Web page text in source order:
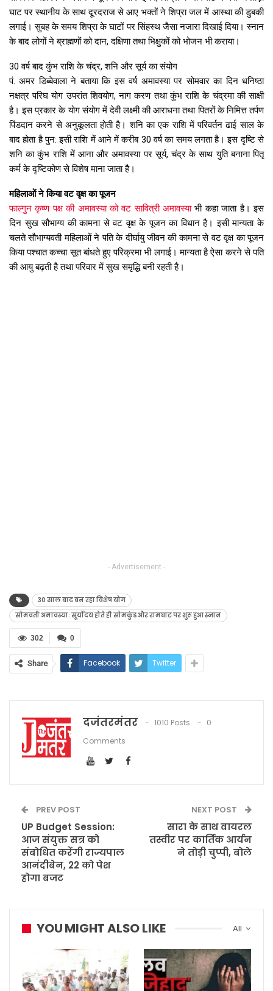
घाट पर स्थानीय के साथ दूरदराज से आए भक्तों ने शिप्रा जल में आस्था की डुबकी
लगाई। सुबह के समय शिप्रा के घाटों पर सिंहस्थ जैसा नजारा दिखाई दिया। स्नान
के बाद लोगों ने ब्राह्मणों को दान, दक्षिणा तथा भिक्षुकों को भोजन भी कराया।
30 वर्ष बाद कुंभ राशि के चंद्र, शनि और सूर्य का संयोग
पं. अमर डिब्बेवाला ने बताया कि इस वर्ष अमावस्या पर सोमवार का दिन धनिष्ठा
नक्षत्र परिघ योग उपरांत शिवयोग, नाग करण तथा कुंभ राशि के चंद्रमा की साक्षी
है। इस प्रकार के योग संयोग में देवी लक्ष्मी की आराधना तथा पितरों के निमित्त तर्पण
पिंडदान करने से अनुकूलता होती है। शनि का एक राशि में परिवर्तन ढाई साल के
बाद होता है पुन: इसी राशि में आने में करीब 30 वर्ष का समय लगता है। इस दृष्टि से
शनि का कुंभ राशि में आना और अमावस्या पर सूर्य, चंद्र के साथ युति बनाना पितृ
कर्म के दृष्टिकोण से विशेष माना जाता है।
महिलाओं ने किया वट वृक्ष का पूजन
फाल्गुन कृष्ण पक्ष की अमावस्या को वट सावित्री अमावस्याभी कहा जाता है। इस
दिन सुख सौभाग्य की कामना से वट वृक्ष के पूजन का विधान है। इसी मान्यता के
चलते सौभाग्यवती महिलाओं ने पति के दीर्घायु जीवन की कामना से वट वृक्ष का पूजन
किया पश्चात कच्चा सूत बांधते हुए परिक्रमा भी लगाई। मान्यता है ऐसा करने से पति
की आयु बढ़ती है तथा परिवार में सुख समृद्धि बनी रहती है।
- Advertisement -
30 साल बाद बन रहा विशेष योग
सोमवती अमावस्या: सूर्योदय होते ही सोमकुंड और रामघाट पर शुरू हुआ स्नान
0
302
Share Facebook Twitter
दजंतरमंतर 1010 Posts
0
Comments
PREV POST
UP Budget Session:
आज संयुक्त सत्र को
संबोधित करेंगी राज्यपाल
आनंदीबेन, 22 को पेश
होगा बजट
NEXT POST
सारा के साथ वायरल
तस्वीर पर कार्तिक आर्यन
ने तोड़ी चुप्पी, बोले
All
YOU MIGHT ALSO LIKE